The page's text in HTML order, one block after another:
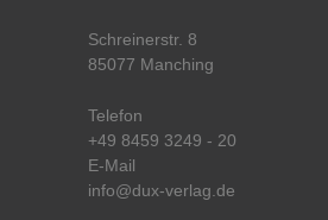
Schreinerstr. 8
85077 Manching
Telefon
+49 8459 3249 - 20
E-Mail
info@dux-verlag.de